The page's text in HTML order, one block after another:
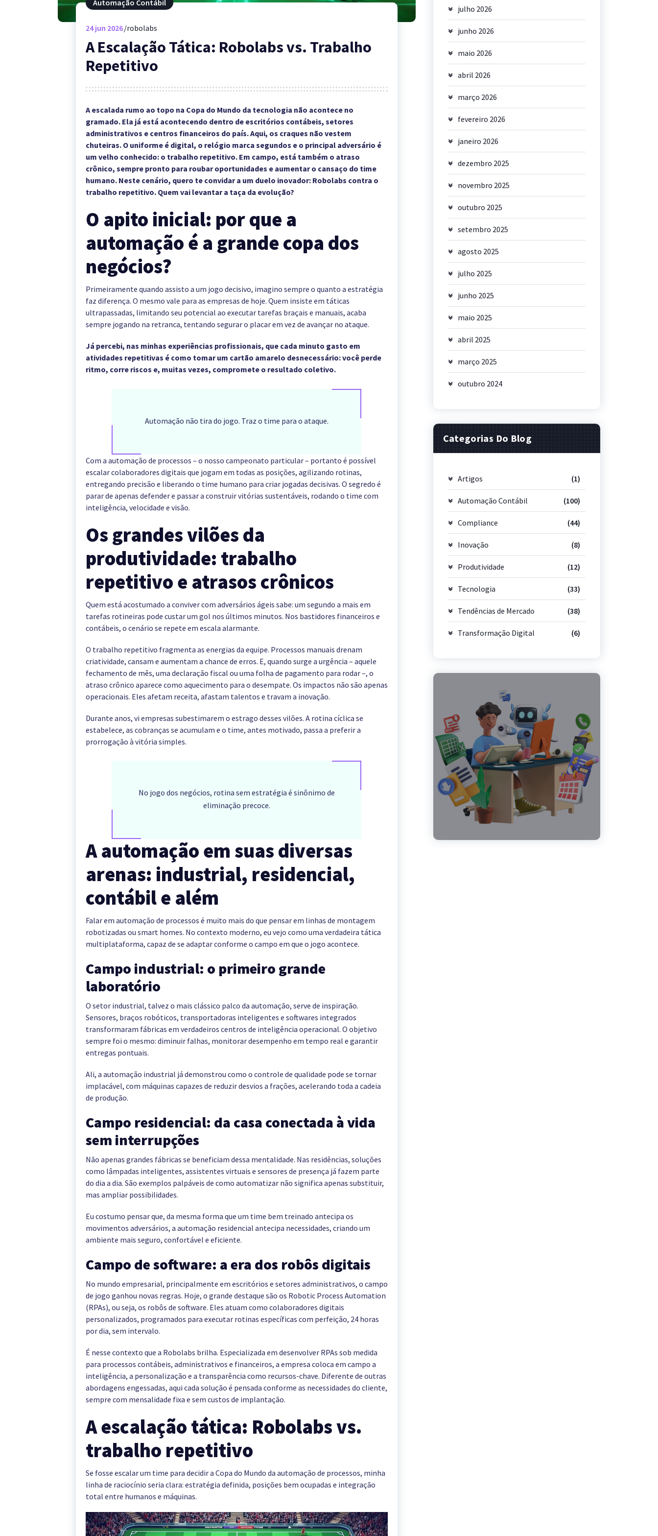
Automação Contábil
24jun 2026 robolabs
A Escalação Tática: Robolabs vs. Trabalho
Repetitivo
A escalada rumo ao topo na Copa do Mundo da tecnologia não acontece no
gramado. Ela já está acontecendo dentro de escritórios contábeis, setores
administrativos e centros financeiros do país. Aqui, os craques não vestem
chuteiras. O uniforme é digital, o relógio marca segundos e o principal adversário é
um velho conhecido: o trabalho repetitivo. Em campo, está também o atraso
crônico, sempre pronto para roubar oportunidades e aumentar o cansaço do time
humano. Neste cenário, quero te convidar a um duelo inovador: Robolabs contra o
trabalho repetitivo. Quem vai levantar a taça da evolução?
O apito inicial: por que a
automação é a grande copa dos
negócios?
Primeiramente quando assisto a um jogo decisivo, imagino sempre o quanto a estratégia
faz diferença. O mesmo vale para as empresas de hoje. Quem insiste em táticas
ultrapassadas, limitando seu potencial ao executar tarefas braçais e manuais, acaba
sempre jogando na retranca, tentando segurar o placar em vez de avançar no ataque.
Já percebi, nas minhas experiências profissionais, que cada minuto gasto em
atividades repetitivas é como tomar um cartão amarelo desnecessário: você perde
ritmo, corre riscos e, muitas vezes, compromete o resultado coletivo.
Automação não tira do jogo. Traz o time para o ataque.
Com a automação de processos – o nosso campeonato particular – portanto é possível
escalar colaboradores digitais que jogam em todas as posições, agilizando rotinas,
entregando precisão e liberando o time humano para criar jogadas decisivas. O segredo é
parar de apenas defender e passar a construir vitórias sustentáveis, rodando o time com
inteligência, velocidade e visão.
Os grandes vilões da
produtividade: trabalho
repetitivo e atrasos crônicos
Quem está acostumado a conviver com adversários ágeis sabe: um segundo a mais em
tarefas rotineiras pode custar um gol nos últimos minutos. Nos bastidores financeiros e
contábeis, o cenário se repete em escala alarmante.
O trabalho repetitivo fragmenta as energias da equipe. Processos manuais drenam
criatividade, cansam e aumentam a chance de erros. E, quando surge a urgência – aquele
fechamento de mês, uma declaração fiscal ou uma folha de pagamento para rodar –, o
atraso crônico aparece como aquecimento para o desempate. Os impactos não são apenas
operacionais. Eles afetam receita, afastam talentos e travam a inovação.
Durante anos, vi empresas subestimarem o estrago desses vilões. A rotina cíclica se
estabelece, as cobranças se acumulam e o time, antes motivado, passa a preferir a
prorrogação à vitória simples.
No jogo dos negócios, rotina sem estratégia é sinônimo de
eliminação precoce.
A automação em suas diversas
arenas: industrial, residencial,
contábil e além
Falar em automação de processos é muito mais do que pensar em linhas de montagem
robotizadas ou smart homes. No contexto moderno, eu vejo como uma verdadeira tática
multiplataforma, capaz de se adaptar conforme o campo em que o jogo acontece.
Campo industrial: o primeiro grande
laboratório
O setor industrial, talvez o mais clássico palco da automação, serve de inspiração.
Sensores, braços robóticos, transportadoras inteligentes e softwares integrados
transformaram fábricas em verdadeiros centros de inteligência operacional. O objetivo
sempre foi o mesmo: diminuir falhas, monitorar desempenho em tempo real e garantir
entregas pontuais.
Ali, a automação industrial já demonstrou como o controle de qualidade pode se tornar
implacável, com máquinas capazes de reduzir desvios a frações, acelerando toda a cadeia
de produção.
Campo residencial: da casa conectada à vida
sem interrupções
Não apenas grandes fábricas se beneficiam dessa mentalidade. Nas residências, soluções
como lâmpadas inteligentes, assistentes virtuais e sensores de presença já fazem parte
do dia a dia. São exemplos palpáveis de como automatizar não significa apenas substituir,
mas ampliar possibilidades.
Eu costumo pensar que, da mesma forma que um time bem treinado antecipa os
movimentos adversários, a automação residencial antecipa necessidades, criando um
ambiente mais seguro, confortável e eficiente.
Campo de software: a era dos robôs digitais
No mundo empresarial, principalmente em escritórios e setores administrativos, o campo
de jogo ganhou novas regras. Hoje, o grande destaque são os Robotic Process Automation
(RPAs), ou seja, os robôs de software. Eles atuam como colaboradores digitais
personalizados, programados para executar rotinas específicas com perfeição, 24 horas
por dia, sem intervalo.
É nesse contexto que a Robolabs brilha. Especializada em desenvolver RPAs sob medida
para processos contábeis, administrativos e financeiros, a empresa coloca em campo a
inteligência, a personalização e a transparência como recursos-chave. Diferente de outras
abordagens engessadas, aqui cada solução é pensada conforme as necessidades do cliente,
sempre com mensalidade fixa e sem custos de implantação.
A escalação tática: Robolabs vs.
trabalho repetitivo
Se fosse escalar um time para decidir a Copa do Mundo da automação de processos, minha
linha de raciocínio seria clara: estratégia definida, posições bem ocupadas e integração
total entre humanos e máquinas.
julho 2026
junho 2026
maio 2026
abril 2026
março 2026
fevereiro 2026
janeiro 2026
dezembro 2025
novembro 2025
outubro 2025
setembro 2025
agosto 2025
julho 2025
junho 2025
maio 2025
abril 2025
março 2025
outubro 2024
Categorias Do Blog
Artigos (1)
Automação Contábil (100)
Compliance (44)
Inovação (8)
Produtividade (12)
Tecnologia (33)
Tendências de Mercado (38)
Transformação Digital (6)